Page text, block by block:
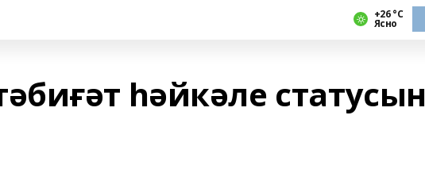
+26 °С
Ясно
һәйкәле статусын